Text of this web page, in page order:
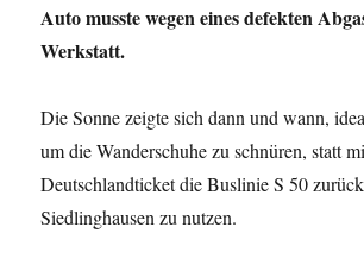
Auto musste wegen eines defekten
Werkstatt.
Die Sonne zeigte sich dann und wann,
um die Wanderschuhe zu schnüren, statt
Deutschlandticket die Buslinie S 50
Siedlinghausen zu nutzen.